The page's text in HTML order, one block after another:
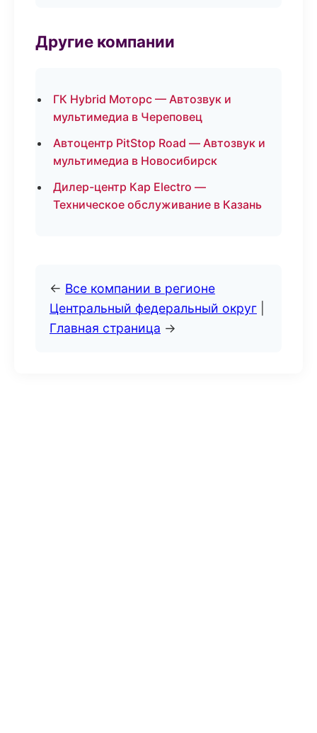
Другие компании
ГК Hybrid Моторс — Автозвук и
мультимедиа в Череповец
Автоцентр PitStop Road — Автозвук и
мультимедиа в Новосибирск
Дилер-центр Кар Electro —
Техническое обслуживание в Казань
← Все компании в регионе
Центральный федеральный округ
Главная страница →